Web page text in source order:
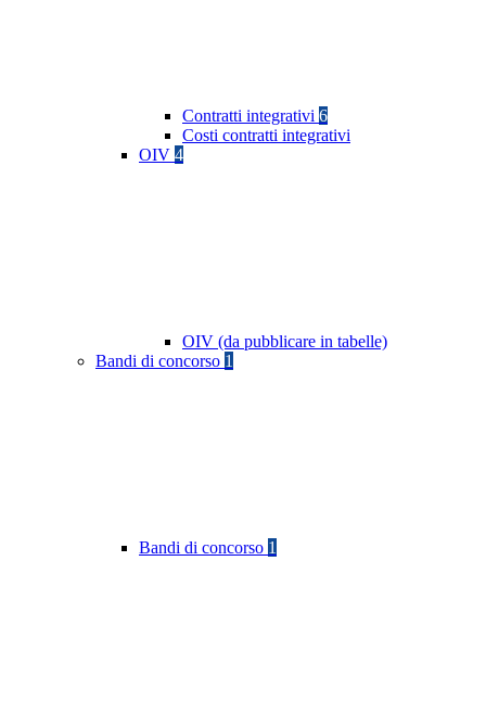
Contratti integrativi 6
Costi contratti integrativi
OIV 4
OIV (da pubblicare in tabelle)
Bandi di concorso 1
Bandi di concorso 1